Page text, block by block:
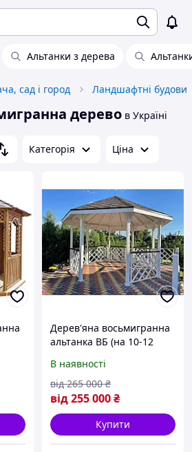
Альтанки з дерева
сад і город Ландшафтні будови
дерево в Україні
Категорія Ціна
Дерев'яна восьмигранна
альтанка ВБ (на 10-12
В наявності
від255 000₴
від 265 000 ₴
Купити